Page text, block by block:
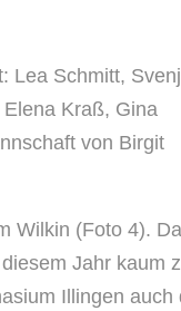
Lea Schmitt,
Kraß, Gina
von Birgit
Wilkin (Foto 4).
Jahr kaum
Illingen auch